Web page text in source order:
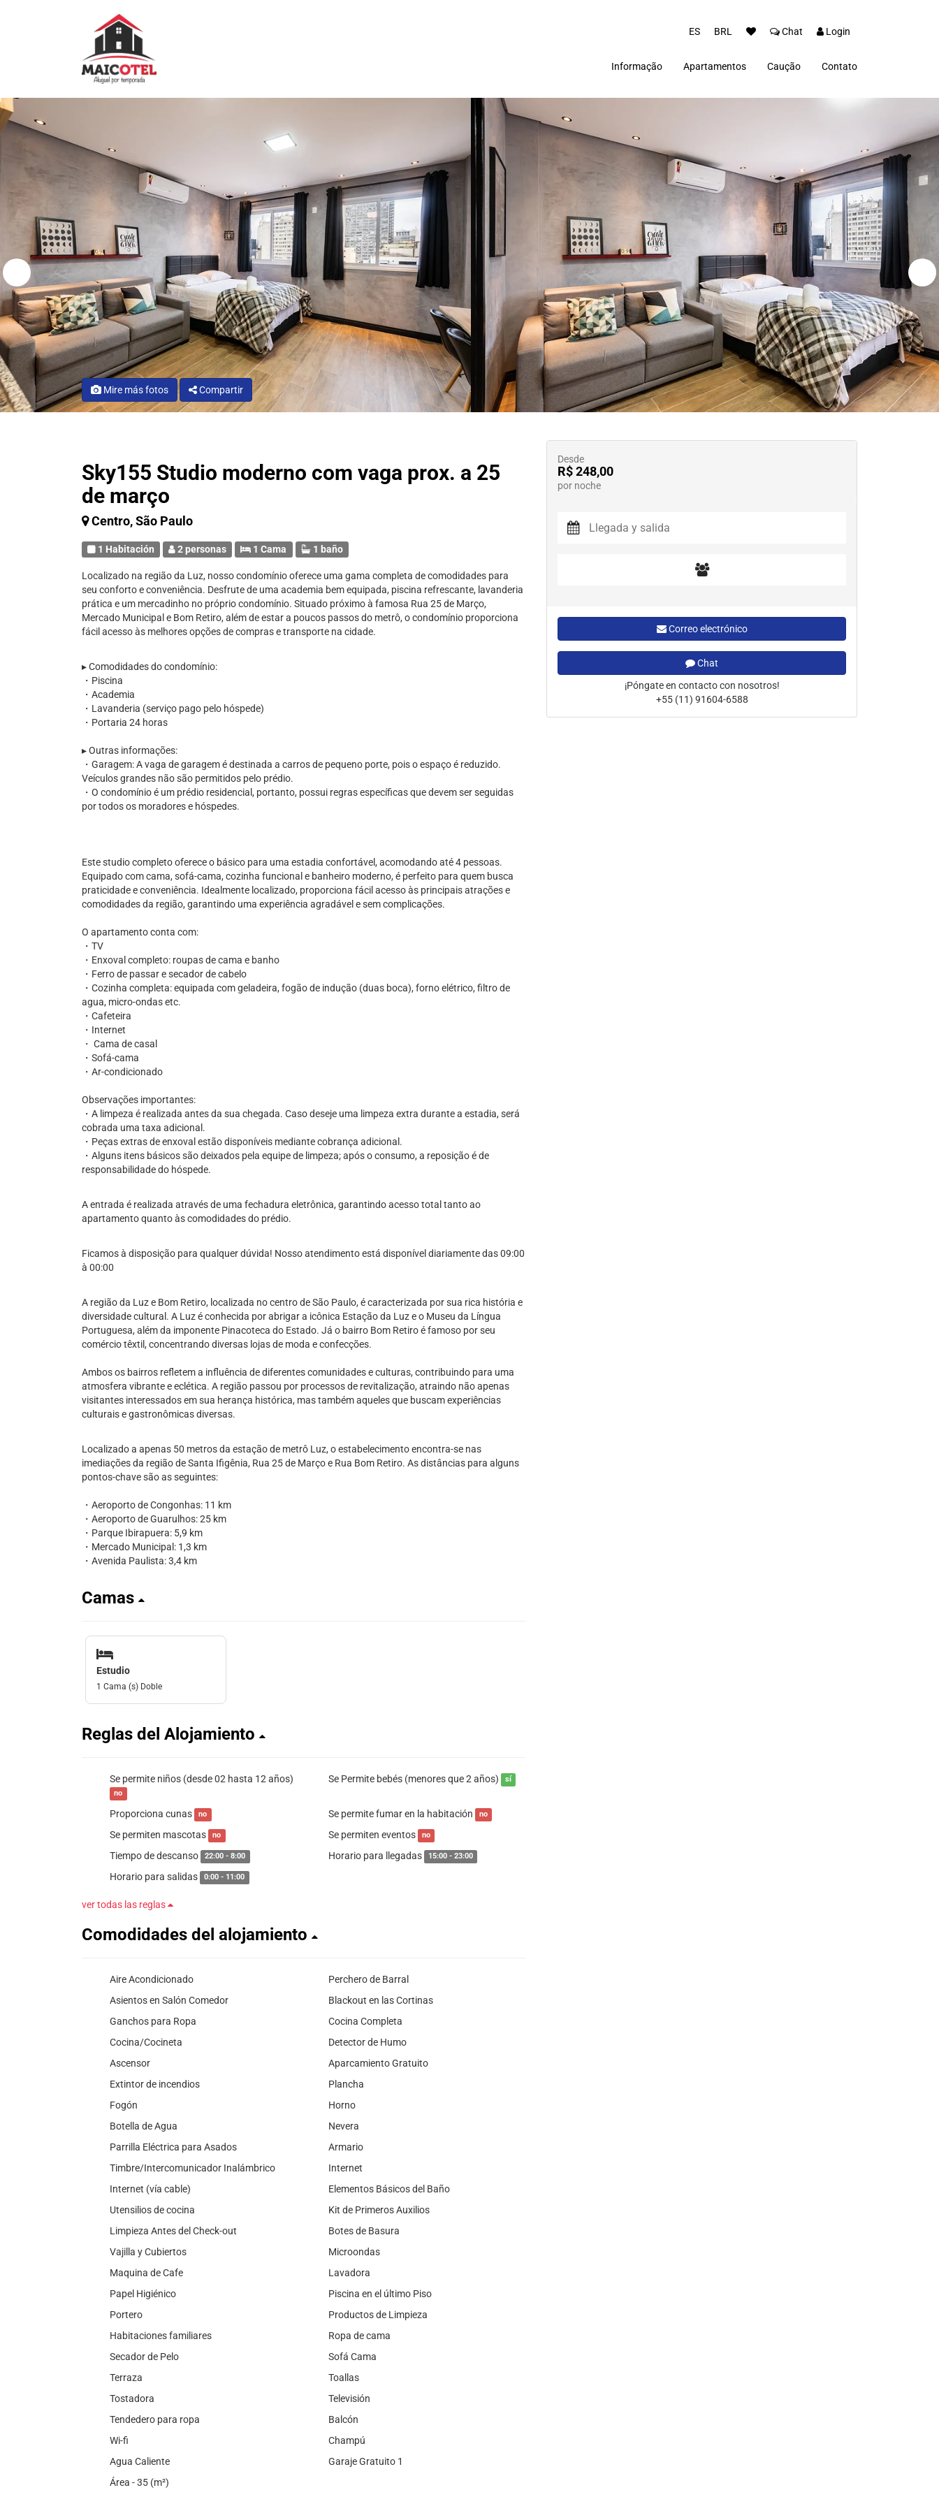
ES BRL Chat Login
Informação
Política de Privacidad
Apartamentos Caução Contato
Mire más fotos Compartir
Sky155 Studio moderno com vaga prox. a 25
de março
Centro, São Paulo
1 Habitación 2 personas 1 Cama 1 baño
Localizado na região da Luz, nosso condomínio oferece uma gama completa de comodidades para
seu conforto e conveniência. Desfrute de uma academia bem equipada, piscina refrescante, lavanderia
prática e um mercadinho no próprio condomínio. Situado próximo à famosa Rua 25 de Março,
Mercado Municipal e Bom Retiro, além de estar a poucos passos do metrô, o condomínio proporciona
fácil acesso às melhores opções de compras e transporte na cidade.
▸ Comodidades do condomínio:
・Piscina
・Academia
・Lavanderia (serviço pago pelo hóspede)
・Portaria 24 horas
▸ Outras informações:
・Garagem: A vaga de garagem é destinada a carros de pequeno porte, pois o espaço é reduzido.
Veículos grandes não são permitidos pelo prédio.
・O condomínio é um prédio residencial, portanto, possui regras específicas que devem ser seguidas
por todos os moradores e hóspedes.
Este studio completo oferece o básico para uma estadia confortável, acomodando até 4 pessoas.
Equipado com cama, sofá-cama, cozinha funcional e banheiro moderno, é perfeito para quem busca
praticidade e conveniência. Idealmente localizado, proporciona fácil acesso às principais atrações e
comodidades da região, garantindo uma experiência agradável e sem complicações.
O apartamento conta com:
・TV
・Enxoval completo: roupas de cama e banho
・Ferro de passar e secador de cabelo
・Cozinha completa: equipada com geladeira, fogão de indução (duas boca), forno elétrico, filtro de
agua, micro-ondas etc.
・Cafeteira
・Internet
・ Cama de casal
・Sofá-cama
・Ar-condicionado
Observações importantes:
・A limpeza é realizada antes da sua chegada. Caso deseje uma limpeza extra durante a estadia, será
cobrada uma taxa adicional.
・Peças extras de enxoval estão disponíveis mediante cobrança adicional.
・Alguns itens básicos são deixados pela equipe de limpeza; após o consumo, a reposição é de
responsabilidade do hóspede.
A entrada é realizada através de uma fechadura eletrônica, garantindo acesso total tanto ao
apartamento quanto às comodidades do prédio.
Ficamos à disposição para qualquer dúvida! Nosso atendimento está disponível diariamente das 09:00
à 00:00
A região da Luz e Bom Retiro, localizada no centro de São Paulo, é caracterizada por sua rica história e
diversidade cultural. A Luz é conhecida por abrigar a icônica Estação da Luz e o Museu da Língua
Portuguesa, além da imponente Pinacoteca do Estado. Já o bairro Bom Retiro é famoso por seu
comércio têxtil, concentrando diversas lojas de moda e confecções.
Ambos os bairros refletem a influência de diferentes comunidades e culturas, contribuindo para uma
atmosfera vibrante e eclética. A região passou por processos de revitalização, atraindo não apenas
visitantes interessados em sua herança histórica, mas também aqueles que buscam experiências
culturais e gastronômicas diversas.
Localizado a apenas 50 metros da estação de metrô Luz, o estabelecimento encontra-se nas
imediações da região de Santa Ifigênia, Rua 25 de Março e Rua Bom Retiro. As distâncias para alguns
pontos-chave são as seguintes:
・Aeroporto de Congonhas: 11 km
・Aeroporto de Guarulhos: 25 km
・Parque Ibirapuera: 5,9 km
・Mercado Municipal: 1,3 km
・Avenida Paulista: 3,4 km
Camas
Estudio
1 Cama (s) Doble
Reglas del Alojamiento
Se permite niños (desde 02 hasta 12 años)
no
Se Permite bebés (menores que 2 años) sí
Proporciona cunas no Se permite fumar en la habitación no
Se permiten mascotas no Se permiten eventos no
Tiempo de descanso 22:00 - 8:00 Horario para llegadas 15:00 - 23:00
Horario para salidas 0:00 - 11:00
ver todas las reglas
Comodidades del alojamiento
Aire Acondicionado
Perchero de Barral
Asientos en Salón Comedor
Blackout en las Cortinas
Ganchos para Ropa
Cocina Completa
Cocina/Cocineta
Detector de Humo
Ascensor
Aparcamiento Gratuito
Extintor de incendios
Plancha
Fogón
Horno
Botella de Agua
Nevera
Parrilla Eléctrica para Asados
Armario
Timbre/Intercomunicador Inalámbrico
Internet
Internet (vía cable)
Elementos Básicos del Baño
Utensilios de cocina
Kit de Primeros Auxilios
Limpieza Antes del Check-out
Botes de Basura
Vajilla y Cubiertos
Microondas
Maquina de Cafe
Lavadora
Papel Higiénico
Piscina en el último Piso
Portero
Productos de Limpieza
Habitaciones familiares
Ropa de cama
Secador de Pelo
Sofá Cama
Terraza
Toallas
Tostadora
Televisión
Tendedero para ropa
Balcón
Wi-fi
Champú
Agua Caliente
Garaje Gratuito 1
Área - 35 (m²)
Desde
R$ 248,00
por noche
Correo electrónico
Chat
¡Póngate en contacto con nosotros!
+55 (11) 91604-6588